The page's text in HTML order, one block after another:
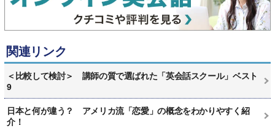
関連リンク
＜比較して検討＞ 講師の質で選ばれた「英会話スクール」ベスト
9
日本と何が違う？ アメリカ流「恋愛」の概念をわかりやすく紹
介！